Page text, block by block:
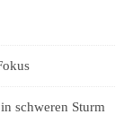
schweren Sturm